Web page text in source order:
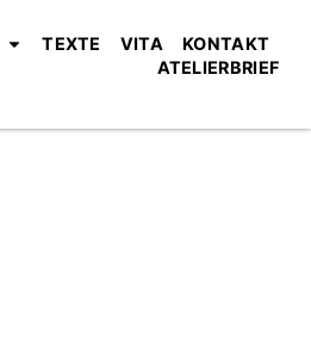
TEXTE VITA
KONTAKT
ATELIERBRIEF